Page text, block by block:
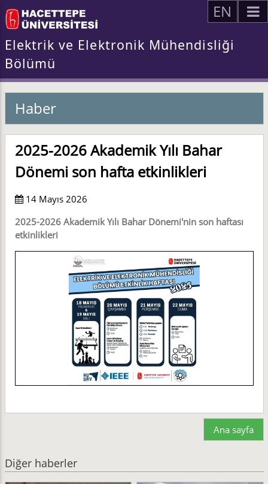
EN
Elektrik ve Elektronik Mühendisliği
Bölümü
Haber
2025-2026 Akademik Yılı Bahar
Dönemi son hafta etkinlikleri
14 Mayıs 2026
2025-2026 Akademik Yılı Bahar Dönemi'nin son haftası
etkinlikleri
Ana sayfa
Diğer haberler